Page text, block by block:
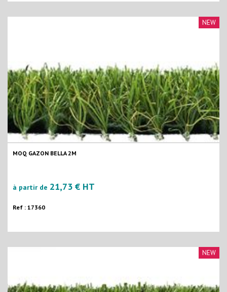
MOQ GAZON BELLA 2M
à partir de 21,73 € HT
NEW
Ref : 17360
NEW